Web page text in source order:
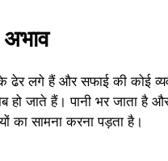
लगे हैं और सफाई की कोई
हो जाते हैं। पानी भर जाता है
का सामना करना पड़ता है।